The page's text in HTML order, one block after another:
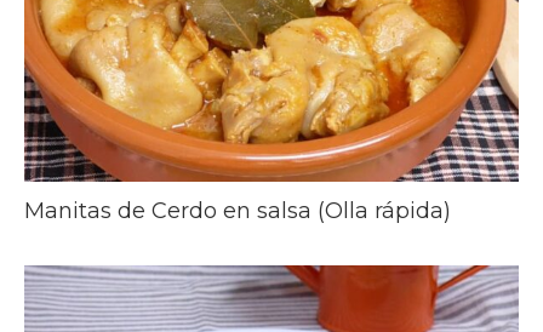
Manitas de Cerdo en salsa (Olla rápida)